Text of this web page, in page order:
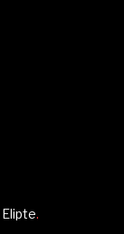
Elipte.